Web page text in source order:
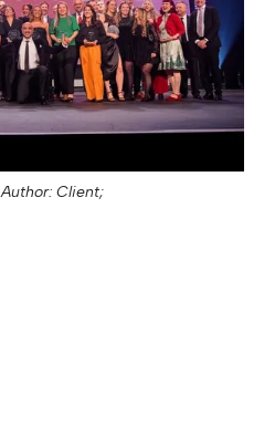
Author: Client;